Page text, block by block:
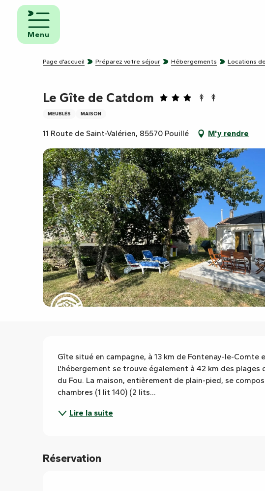
contenu
principal
Menu
Page d’accueil Préparez votre séjour Hébergements Locations
Le Gîte de Catdom
MEUBLÉS MAISON
11 Route de Saint-Valérien, 85570 Pouillé M'y rendre
Description
Gîte situé en campagne, à 13 km de Fontenay-le-Comte
L'hébergement se trouve également à 42 km des plages
du Fou. La maison, entièrement de plain-pied, se
chambres (1 lit 140) (2 lits...
Lire la suite
Réservation